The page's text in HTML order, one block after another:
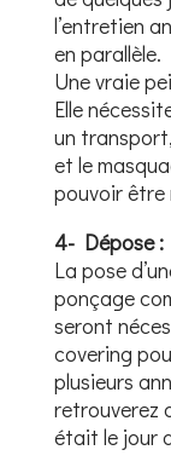
l’entretien
en parallèle.
Une vraie
Elle
un
et le
pouvoir être
4- Dépose :
La pose
ponçage
seront
covering
plusieurs
retrouverez
était le jour